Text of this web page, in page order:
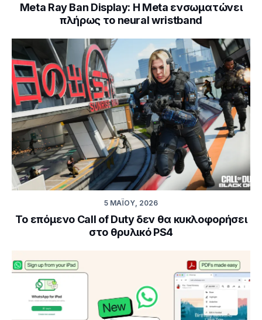
Meta Ray Ban Display: Η Meta ενσωματώνει
πλήρως το neural wristband
5 ΜΑΪ́ΟΥ, 2026
Το επόμενο Call of Duty δεν θα κυκλοφορήσει
στο θρυλικό PS4